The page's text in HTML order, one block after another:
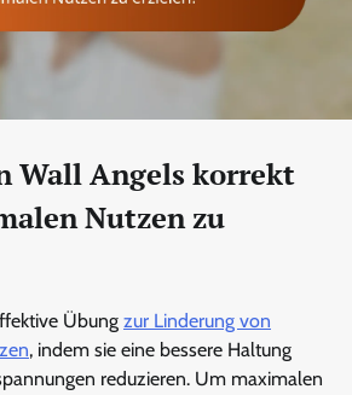
Wall Angels korrekt
Nutzen zu
Übung zur Linderung von
, indem sie eine bessere Haltung
reduzieren. Um maximalen